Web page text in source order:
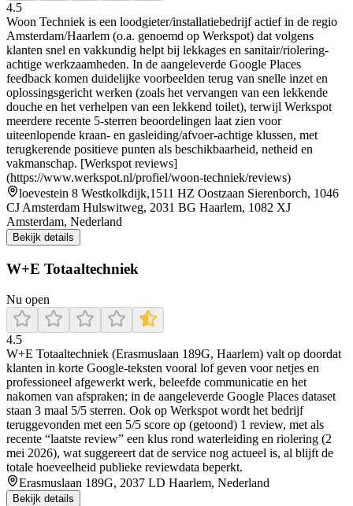
4.5
Woon Techniek is een loodgieter/installatiebedrijf actief in de regio
Amsterdam/Haarlem (o.a. genoemd op Werkspot) dat volgens
klanten snel en vakkundig helpt bij lekkages en sanitair/riolering-
achtige werkzaamheden. In de aangeleverde Google Places
feedback komen duidelijke voorbeelden terug van snelle inzet en
oplossingsgericht werken (zoals het vervangen van een lekkende
douche en het verhelpen van een lekkend toilet), terwijl Werkspot
meerdere recente 5-sterren beoordelingen laat zien voor
uiteenlopende kraan- en gasleiding/afvoer-achtige klussen, met
terugkerende positieve punten als beschikbaarheid, netheid en
vakmanschap. [Werkspot reviews]
(https://www.werkspot.nl/profiel/woon-techniek/reviews)
loevestein 8 Westkolkdijk,1511 HZ Oostzaan Sierenborch, 1046
CJ Amsterdam Hulswitweg, 2031 BG Haarlem, 1082 XJ
Amsterdam, Nederland
Bekijk details
W+E Totaaltechniek
Nu open
4.5
W+E Totaaltechniek (Erasmuslaan 189G, Haarlem) valt op doordat
klanten in korte Google-teksten vooral lof geven voor netjes en
professioneel afgewerkt werk, beleefde communicatie en het
nakomen van afspraken; in de aangeleverde Google Places dataset
staan 3 maal 5/5 sterren. Ook op Werkspot wordt het bedrijf
teruggevonden met een 5/5 score op (getoond) 1 review, met als
recente “laatste review” een klus rond waterleiding en riolering (2
mei 2026), wat suggereert dat de service nog actueel is, al blijft de
totale hoeveelheid publieke reviewdata beperkt.
Erasmuslaan 189G, 2037 LD Haarlem, Nederland
Bekijk details